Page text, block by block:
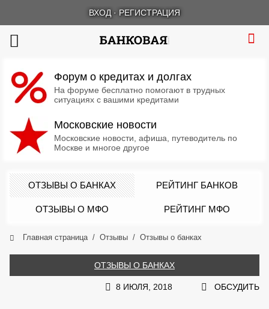
ВХОД · РЕГИСТРАЦИЯ
Форум о кредитах и долгах
На форуме бесплатно помогают в трудных
ситуациях с вашими кредитами
Московские новости
Московские новости, афиша, путеводитель по
Москве и многое другое
ОТЗЫВЫ О БАНКАХ РЕЙТИНГ БАНКОВ
ОТЗЫВЫ О МФО РЕЙТИНГ МФО
Главная страница Отзывы Отзывы о банках
ОТЗЫВЫ О БАНКАХ
8 ИЮЛЯ, 2018 ОБСУДИТЬ